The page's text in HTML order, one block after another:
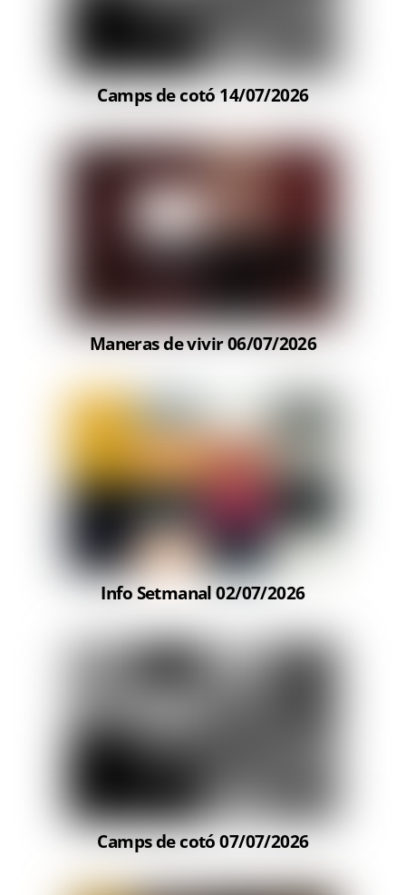
Camps de cotó 14/07/2026
Maneras de vivir 06/07/2026
Info Setmanal 02/07/2026
Camps de cotó 07/07/2026